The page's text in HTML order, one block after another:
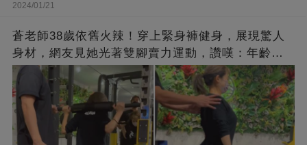
2024/01/21
蒼老師38歲依舊火辣！穿上緊身褲健身，展現驚人
身材，網友見她光著雙腳賣力運動，讚嘆：年齡不
過是個數字！